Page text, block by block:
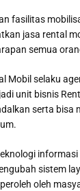
fasilitas
jasa rental
semua
Mobil selaku
unit bisnis
serta bisa
sistem
oleh